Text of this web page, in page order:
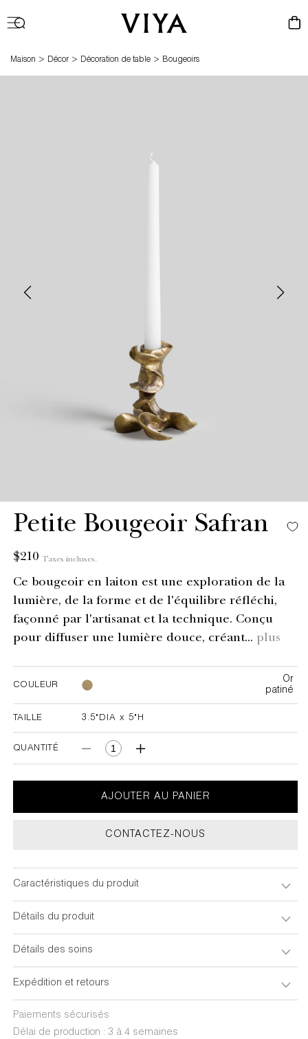
Panier
Maison > Décor > Décoration de table > Bougeoirs
Petite Bougeoir Safran
Prix
$210 Taxes incluses.
Ce bougeoir en laiton est une exploration de la
lumière, de la forme et de l'équilibre réfléchi,
façonné par l'artisanat et la technique. Conçu
pour diffuser une lumière douce, créant... plus
COULEUR
Or
patiné
TAILLE 3.5"DIA x 5"H
3.5"DIA x 5"H
QUANTITÉ
Réduire
quantité
Petite
Bougeoir
Safran
Augmenter
quantité
de
Petite
Bougeoir
Safran
AJOUTER AU PANIER
CONTACTEZ-NOUS
Caractéristiques du produit
Détails du produit
Détails des soins
Expédition et retours
Paiements sécurisés
Délai de production : 3 à 4 semaines